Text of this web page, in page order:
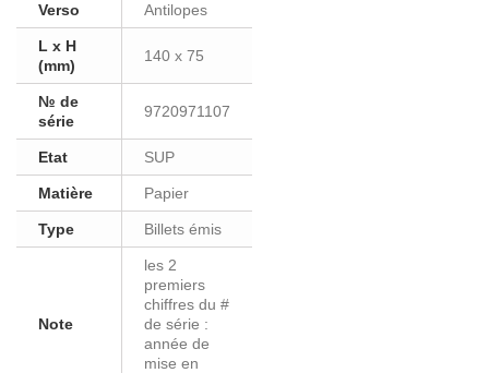
Verso Antilopes
L x H
(mm)
140 x 75
№ de
série
9720971107
Etat SUP
Matière Papier
Type Billets émis
Note
les 2
premiers
chiffres du #
de série :
année de
mise en